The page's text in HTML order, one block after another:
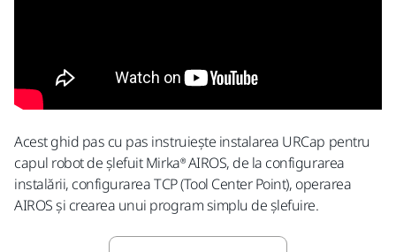
Acest ghid pas cu pas instruiește instalarea URCap pentru
capul robot de șlefuit Mirka® AIROS, de la configurarea
instalării, configurarea TCP (Tool Center Point), operarea
AIROS și crearea unui program simplu de șlefuire.